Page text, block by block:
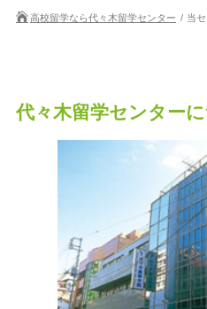
高校留学なら代々木留学センター 当
代々木留学センター